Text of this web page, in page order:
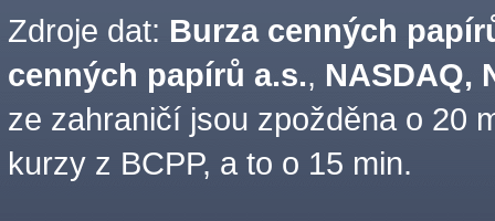
Zdroje dat: Burza cenných
cenných papírů a.s., NASDAQ,
ze zahraničí jsou zpožděna o 20
kurzy z BCPP, a to o 15 min.